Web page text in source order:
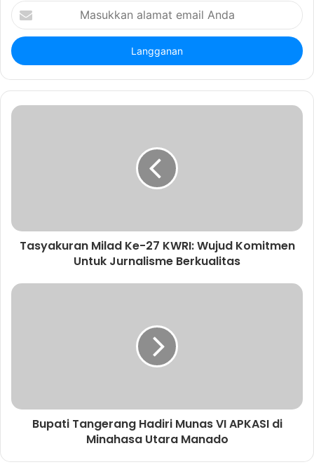
M
a
u
k
n
m
A
Tasyakuran Milad Ke-27 KWRI: Wujud Komitmen
Untuk Jurnalisme Berkualitas
Bupati Tangerang Hadiri Munas VI APKASI di
Minahasa Utara Manado